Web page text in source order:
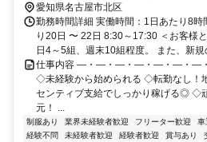
愛知県名古屋市北区
勤務時間詳細 実働時間：1日あたり8時
り20日 〜 22日 8:30～17:30 ＜お客様
日4～5組、週末10組程度。 また、新規
仕事内容 ―・―・―・―・―・―・―・
◇未経験から始められる ◇転勤なし！
センティブ支給でしっかり稼げる◎ ◇
元！ ...
制服あり 業界未経験者歓迎 フリーター歓迎 車
経験不問
未経験者歓迎 経験者歓迎 賞与あり